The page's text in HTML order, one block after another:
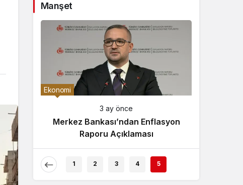
Gündüz Modu
Gündüz modunu seçin.
Gece Modu
Gece modunu seçin.
Sistem Modu
Sistem modunu seçin.
Manşet
Ekonomi
3 ay önce
Merkez Bankası’ndan Enflasyon
Raporu Açıklaması
1 2 3 4 5